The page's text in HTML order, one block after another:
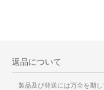
返品について
製品及び発送には万全を期